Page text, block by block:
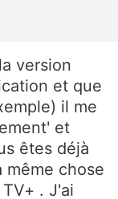
version
et que
il me
et
êtes déjà
même chose
. J'ai